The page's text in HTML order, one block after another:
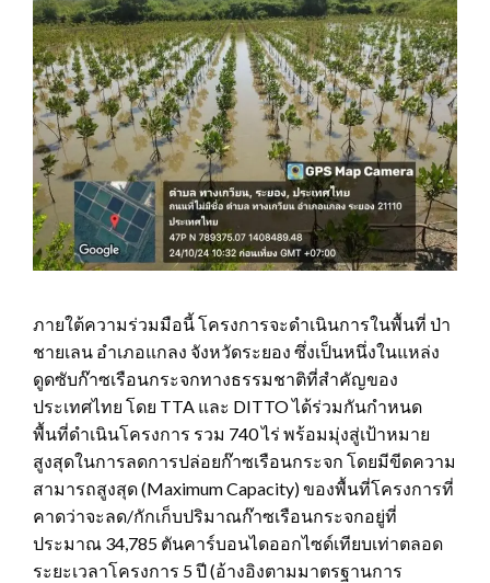
ภายใต้ความร่วมมือนี้ โครงการจะดำเนินการในพื้นที่ ป่า
ชายเลน อำเภอแกลง จังหวัดระยอง ซึ่งเป็นหนึ่งในแหล่ง
ดูดซับก๊าซเรือนกระจกทางธรรมชาติที่สำคัญของ
ประเทศไทย โดย TTA และ DITTO ได้ร่วมกันกำหนด
พื้นที่ดำเนินโครงการ รวม 740 ไร่ พร้อมมุ่งสู่เป้าหมาย
สูงสุดในการลดการปล่อยก๊าซเรือนกระจก โดยมีขีดความ
สามารถสูงสุด (Maximum Capacity) ของพื้นที่โครงการที่
คาดว่าจะลด/กักเก็บปริมาณก๊าซเรือนกระจกอยู่ที่
ประมาณ 34,785 ตันคาร์บอนไดออกไซด์เทียบเท่าตลอด
ระยะเวลาโครงการ 5 ปี (อ้างอิงตามมาตรฐานการ